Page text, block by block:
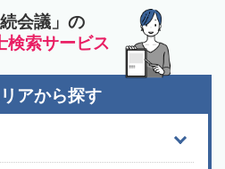
続会議」の
検索サービス
アから探す